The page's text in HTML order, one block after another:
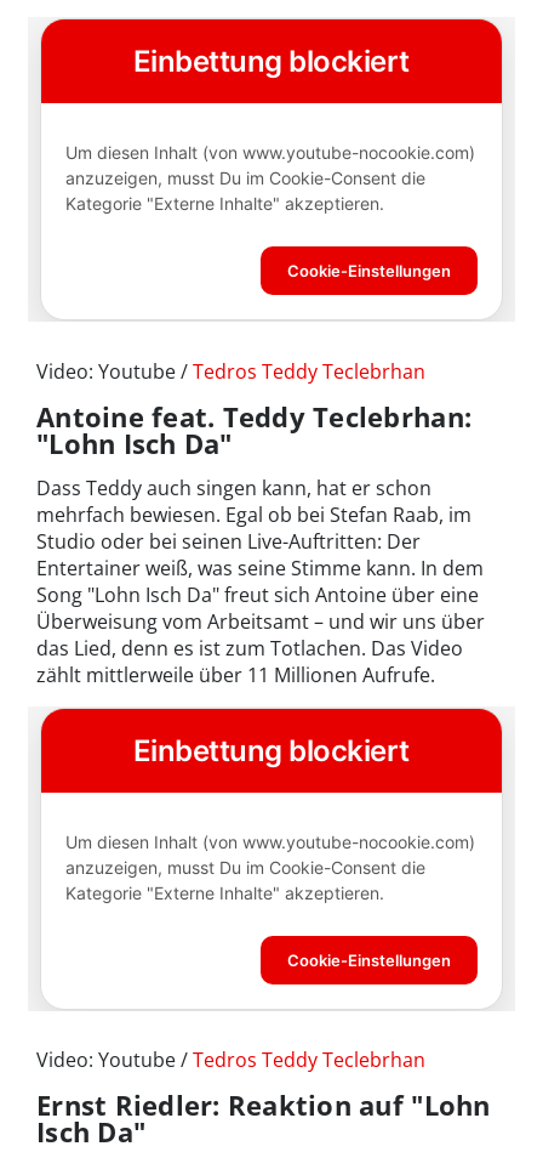
Video: Youtube /Tedros Teddy Teclebrhan
Antoine feat. Teddy Teclebrhan:
"Lohn Isch Da"
Dass Teddy auch singen kann, hat er schon
mehrfach bewiesen. Egal ob bei Stefan Raab, im
Studio oder bei seinen Live-Auftritten: Der
Entertainer weiß, was seine Stimme kann. In dem
Song "Lohn Isch Da" freut sich Antoine über eine
Überweisung vom Arbeitsamt – und wir uns über
das Lied, denn es ist zum Totlachen. Das Video
zählt mittlerweile über 11 Millionen Aufrufe.
Video: Youtube /Tedros Teddy Teclebrhan
Ernst Riedler: Reaktion auf "Lohn
Isch Da"